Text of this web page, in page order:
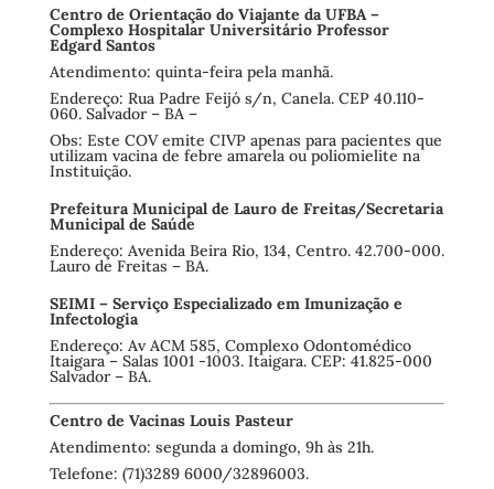
Centro de Orientação do Viajante da UFBA –
Complexo Hospitalar Universitário Professor
Edgard Santos
Atendimento: quinta-feira pela manhã.
Endereço: Rua Padre Feijó s/n, Canela. CEP 40.110-
060. Salvador – BA –
Obs: Este COV emite CIVP apenas para pacientes que
utilizam vacina de febre amarela ou poliomielite na
Instituição.
Prefeitura Municipal de Lauro de Freitas/Secretaria
Municipal de Saúde
Endereço: Avenida Beira Rio, 134, Centro. 42.700-000.
Lauro de Freitas – BA.
SEIMI – Serviço Especializado em Imunização e
Infectologia
Endereço: Av ACM 585, Complexo Odontomédico
Itaigara – Salas 1001 -1003. Itaigara. CEP: 41.825-000
Salvador – BA.
Centro de Vacinas Louis Pasteur
Atendimento: segunda a domingo, 9h às 21h.
Telefone: (71)3289 6000/32896003.